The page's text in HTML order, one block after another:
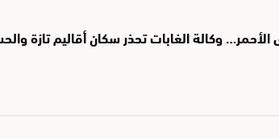
وكالة الغابات تحذر سكان أقاليم تازة